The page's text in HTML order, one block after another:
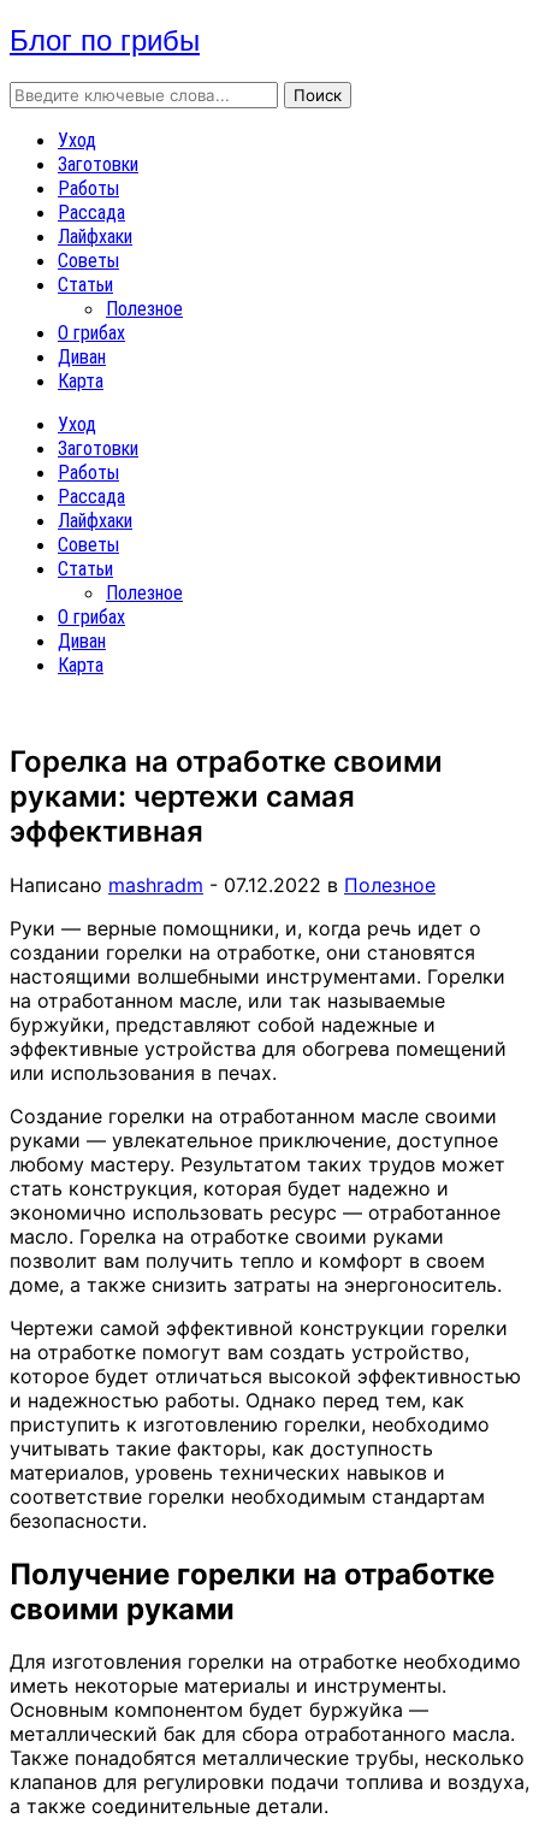
Блог по грибы
Уход
Заготовки
Работы
Рассада
Лайфхаки
Советы
Статьи
Полезное
О грибах
Диван
Карта
Уход
Заготовки
Работы
Рассада
Лайфхаки
Советы
Статьи
Полезное
О грибах
Диван
Карта
Горелка на отработке своими
руками: чертежи самая
эффективная
Написано mashradm - 07.12.2022 в Полезное
Руки — верные помощники, и, когда речь идет о
создании горелки на отработке, они становятся
настоящими волшебными инструментами. Горелки
на отработанном масле, или так называемые
буржуйки, представляют собой надежные и
эффективные устройства для обогрева помещений
или использования в печах.
Создание горелки на отработанном масле своими
руками — увлекательное приключение, доступное
любому мастеру. Результатом таких трудов может
стать конструкция, которая будет надежно и
экономично использовать ресурс — отработанное
масло. Горелка на отработке своими руками
позволит вам получить тепло и комфорт в своем
доме, а также снизить затраты на энергоноситель.
Чертежи самой эффективной конструкции горелки
на отработке помогут вам создать устройство,
которое будет отличаться высокой эффективностью
и надежностью работы. Однако перед тем, как
приступить к изготовлению горелки, необходимо
учитывать такие факторы, как доступность
материалов, уровень технических навыков и
соответствие горелки необходимым стандартам
безопасности.
Получение горелки на отработке
своими руками
Для изготовления горелки на отработке необходимо
иметь некоторые материалы и инструменты.
Основным компонентом будет буржуйка —
металлический бак для сбора отработанного масла.
Также понадобятся металлические трубы, несколько
клапанов для регулировки подачи топлива и воздуха,
а также соединительные детали.